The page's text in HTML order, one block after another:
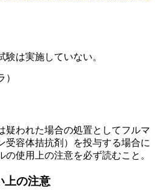
は実施していない。
疑われた場合の処置としてフルマ
受容体拮抗剤）を投与する場合に
使用上の注意を必ず読むこと。
上の注意